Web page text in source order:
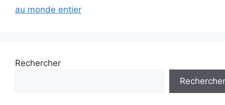
au monde entier
Rechercher
Rechercher